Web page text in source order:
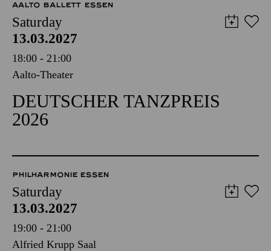
AALTO BALLETT ESSEN
Saturday
13.03.2027
18:00 - 21:00
Aalto-Theater
DEUTSCHER TANZPREIS
2026
PHILHARMONIE ESSEN
Saturday
13.03.2027
19:00 - 21:00
Alfried Krupp Saal